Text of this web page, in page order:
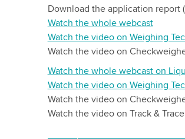
Download the application report
Watch the whole webcast
Watch the video on Weighing
Watch the video on
Watch the whole webcast on
Watch the video on Weighing
Watch the video on
Watch the video on Track &